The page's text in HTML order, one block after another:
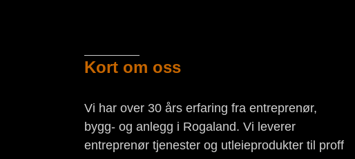
Kort om oss
Vi har over 30 års erfaring fra entreprenør,
bygg- og anlegg i Rogaland. Vi leverer
entreprenør tjenester og utleieprodukter til proff